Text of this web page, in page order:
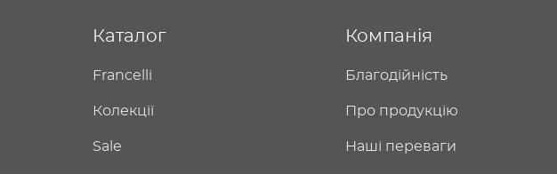
Каталог
Francelli
Колекції
Sale
Компанія
Благодійність
Про продукцію
Наші переваги